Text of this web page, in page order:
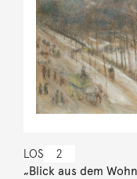
LOS 2
„Blick aus dem